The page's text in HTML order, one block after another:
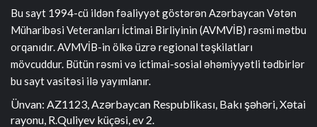
Bu sayt 1994-cü ildən fəaliyyət göstərən Azərbaycan Vətən
Müharibəsi Veteranları İctimai Birliyinin (AVMVİB) rəsmi mətbu
orqanıdır. AVMVİB-in ölkə üzrə regional təşkilatları
mövcuddur. Bütün rəsmi və ictimai-sosial əhəmiyyətli tədbirlər
bu sayt vasitəsi ilə yayımlanır.
Ünvan: AZ1123, Azərbaycan Respublikası, Bakı şəhəri, Xətai
rayonu, R.Quliyev küçəsi, ev 2.